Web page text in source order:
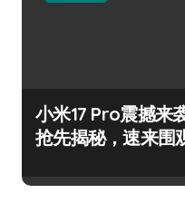
小米17 Pro震撼来
抢先揭秘，速来围